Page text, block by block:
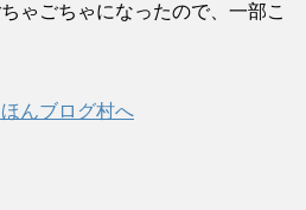
ゃごちゃになったので、一部こ